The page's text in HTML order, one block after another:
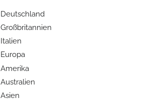
Deutschland
Großbritannien
Italien
Europa
Amerika
Australien
Asien